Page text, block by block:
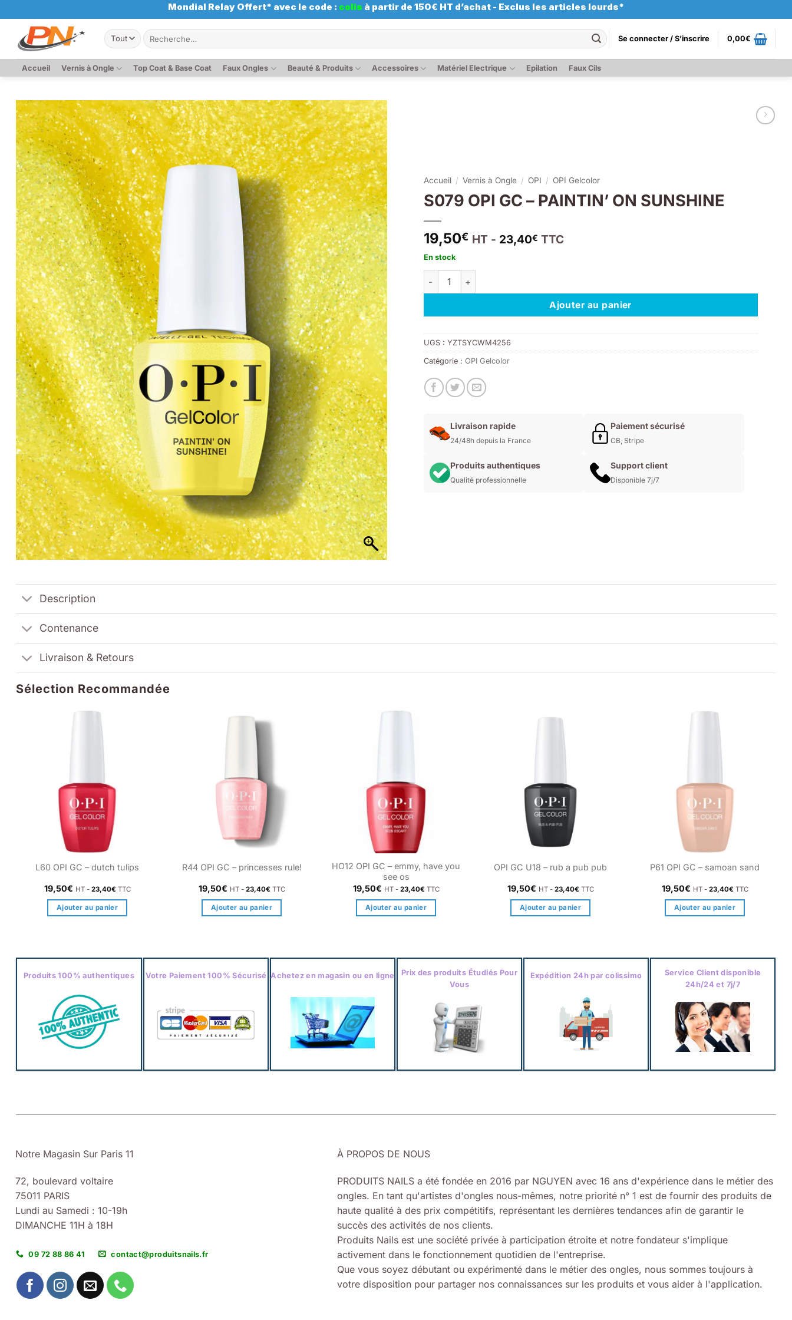
au
contenu
Mondial Relay Offert* avec le code : colis à partir de 150€ HT d’achat - Exclus les articles lourds*
Recherche
pour :
Se connecter / S’inscrire 0,00€
Accueil Vernis à Ongle Top Coat & Base Coat Faux Ongles Beauté & Produits Accessoires Matériel Electrique Epilation Faux Cils
Accueil / Vernis à Ongle / OPI / OPI Gelcolor
S079 OPI GC – PAINTIN’ ON SUNSHINE
19,50€ HT - 23,40€ TTC
En stock
quantité de S079 OPI GC - PAINTIN' ON SUNSHINE
Ajouter au panier
UGS : YZTSYCWM4256
Catégorie : OPI Gelcolor
Livraison rapide
24/48h depuis la France
Paiement sécurisé
CB, Stripe
Produits authentiques
Qualité professionnelle
Support client
Disponible 7j/7
Description
Contenance
Livraison & Retours
Sélection Recommandée
L60 OPI GC – dutch tulips
19,50€ HT - 23,40€ TTC
Ajouter au panier
R44 OPI GC – princesses rule!
19,50€ HT - 23,40€ TTC
Ajouter au panier
HO12 OPI GC – emmy, have you
see os
19,50€ HT - 23,40€ TTC
Ajouter au panier
OPI GC U18 – rub a pub pub
19,50€ HT - 23,40€ TTC
Ajouter au panier
P61 OPI GC – samoan sand
19,50€ HT - 23,40€ TTC
Ajouter au panier
Produits 100% authentiques Votre Paiement 100% Sécurisé Achetez en magasin ou en ligne
Prix des produits Étudiés Pour
Vous
Expédition 24h par colissimo
Service Client disponible
24h/24 et 7j/7
Notre Magasin Sur Paris 11
72, boulevard voltaire
75011 PARIS
Lundi au Samedi : 10-19h
DIMANCHE 11H à 18H
09 72 88 86 41 contact@produitsnails.fr
À PROPOS DE NOUS
PRODUITS NAILS a été fondée en 2016 par NGUYEN avec 16 ans d'expérience dans le métier des
ongles. En tant qu'artistes d'ongles nous-mêmes, notre priorité n° 1 est de fournir des produits de
haute qualité à des prix compétitifs, représentant les dernières tendances afin de garantir le
succès des activités de nos clients.
Produits Nails est une société privée à participation étroite et notre fondateur s'implique
activement dans le fonctionnement quotidien de l'entreprise.
Que vous soyez débutant ou expérimenté dans le métier des ongles, nous sommes toujours à
votre disposition pour partager nos connaissances sur les produits et vous aider à l'application.